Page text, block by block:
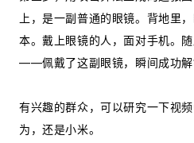
上，是一副普通的眼镜。背地里
本。戴上眼镜的人，面对手机。
——佩戴了这副眼镜，瞬间成功解
有兴趣的群众，可以研究一下视
为，还是小米。